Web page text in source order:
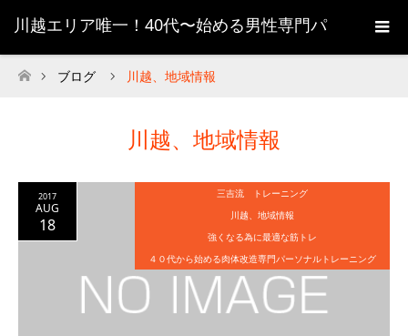
川越エリア唯一！40代〜始める男性専門パ
ーソナルトレーニング
ホーム
ブログ 川越、地域情報
川越、地域情報
2017
AUG
18
三吉流 トレーニング
川越、地域情報
強くなる為に最適な筋トレ
４０代から始める肉体改造専門パーソナルトレーニング